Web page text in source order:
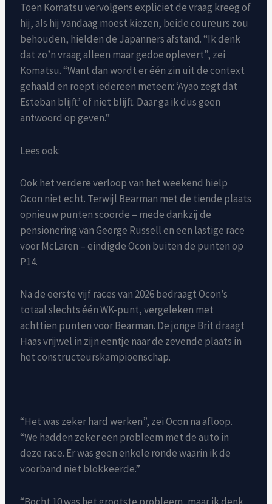
Toen Komatsu vervolgens expliciet de vraag kreeg of
hij, als hij vandaag moest kiezen, beide coureurs zou
behouden, hielden de Japanners afstand. “Ik denk
dat zo’n vraag alleen maar gedoe oplevert”, zei
Komatsu. “Want dan wordt er één zin uit de context
gehaald en roept iedereen meteen: ‘Ayao zegt dat
Esteban blijft’ of niet blijft. Daar ga ik dus geen
antwoord op geven.”
Lees ook:
Ook het verdere verloop van het weekend hielp
Ocon niet echt. Terwijl Bearman met de tiende plaats
opnieuw punten scoorde – mede dankzij de
pensionering van George Russell en een lastige race
voor McLaren – eindigde Ocon buiten de punten op
P14.
Na de eerste vijf races van 2026 bedraagt ​​Ocon’s
totaal slechts één WK-punt, vergeleken met
achttien punten voor Bearman. De jonge Brit draagt ​​
Haas vrijwel in zijn eentje naar de zevende plaats in
het constructeurskampioenschap.
“Het was zeker hard werken”, zei Ocon na afloop.
“We hadden zeker een probleem met de auto in
deze race. Er was geen enkele ronde waarin ik de
voorband niet blokkeerde.”
“Bocht 10 was het grootste probleem, maar ik denk